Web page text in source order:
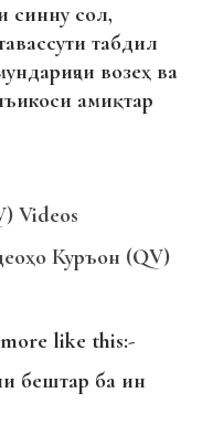
синну сол,
табдил
возеҳ ва
амиқтар
Videos
Куръон (QV)
like this:-
бештар ба ин